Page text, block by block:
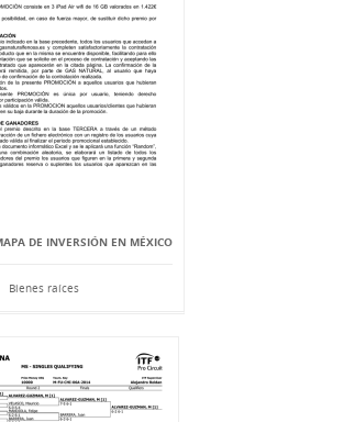
DE INVERSIÓN EN MÉXICO
Bienes raíces